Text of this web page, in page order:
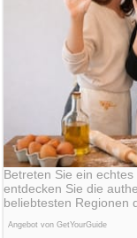
Betreten Sie ein
entdecken Sie die
beliebtesten Regionen
Angebot von GetYourGuide